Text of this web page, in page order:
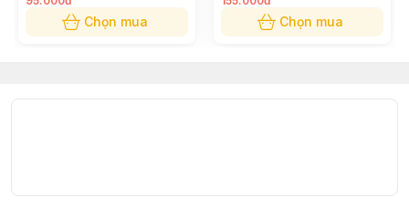
Shop nhận ship COD toàn quốc thời gian khoảng từ 1 –
Chọn mua Chọn mua